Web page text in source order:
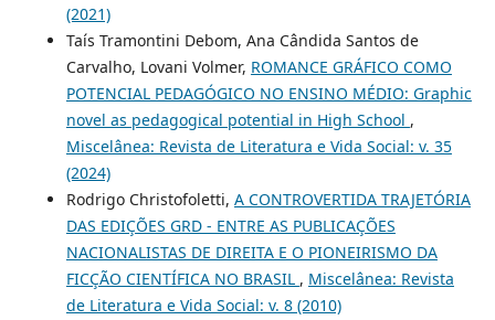
(2021)
Taís Tramontini Debom, Ana Cândida Santos de
Carvalho, Lovani Volmer, ROMANCE GRÁFICO COMO
POTENCIAL PEDAGÓGICO NO ENSINO MÉDIO: Graphic
novel as pedagogical potential in High School ,
Miscelânea: Revista de Literatura e Vida Social: v. 35
(2024)
Rodrigo Christofoletti, A CONTROVERTIDA TRAJETÓRIA
DAS EDIÇÕES GRD - ENTRE AS PUBLICAÇÕES
NACIONALISTAS DE DIREITA E O PIONEIRISMO DA
FICÇÃO CIENTÍFICA NO BRASIL , Miscelânea: Revista
de Literatura e Vida Social: v. 8 (2010)